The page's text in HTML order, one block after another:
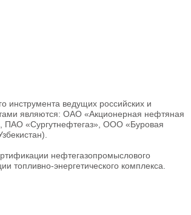
инструмента ведущих российских и
являются: ОАО «Акционерная нефтяная
«Сургутнефтегаз», ООО «Буровая
нефтегазопромыслового
энергетического комплекса.